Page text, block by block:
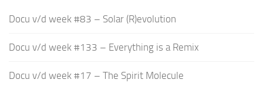
Docu v/d week #83 – Solar (R)evolution
Docu v/d week #133 – Everything is a Remix
Docu v/d week #17 – The Spirit Molecule